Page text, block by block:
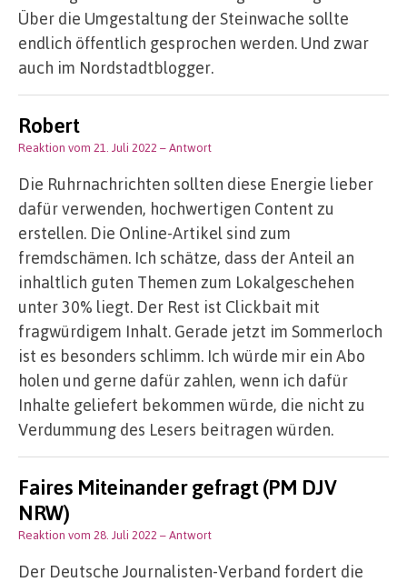
Über die Umgestaltung der Steinwache sollte
endlich öffentlich gesprochen werden. Und zwar
auch im Nordstadtblogger.
Robert
Reaktion vom 21. Juli 2022 – Antwort
Die Ruhrnachrichten sollten diese Energie lieber
dafür verwenden, hochwertigen Content zu
erstellen. Die Online-Artikel sind zum
fremdschämen. Ich schätze, dass der Anteil an
inhaltlich guten Themen zum Lokalgeschehen
unter 30% liegt. Der Rest ist Clickbait mit
fragwürdigem Inhalt. Gerade jetzt im Sommerloch
ist es besonders schlimm. Ich würde mir ein Abo
holen und gerne dafür zahlen, wenn ich dafür
Inhalte geliefert bekommen würde, die nicht zu
Verdummung des Lesers beitragen würden.
Faires Miteinander gefragt (PM DJV
NRW)
Reaktion vom 28. Juli 2022 – Antwort
Der Deutsche Journalisten-Verband fordert die